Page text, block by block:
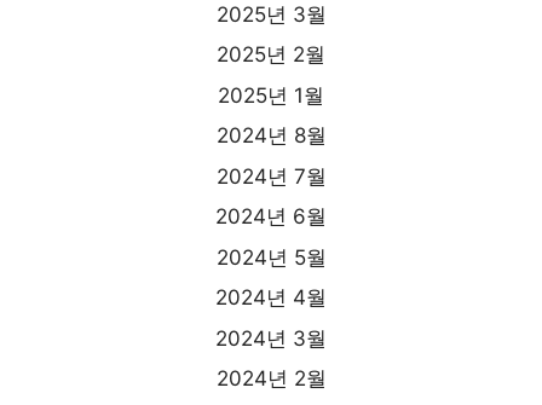
2025년 3월
2025년 2월
2025년 1월
2024년 8월
2024년 7월
2024년 6월
2024년 5월
2024년 4월
2024년 3월
2024년 2월